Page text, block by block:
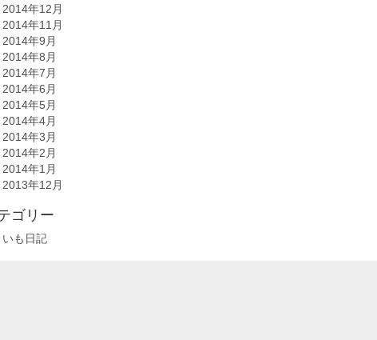
2014年12月
2014年11月
2014年9月
2014年8月
2014年7月
2014年6月
2014年5月
2014年4月
2014年3月
2014年2月
2014年1月
2013年12月
ゴリー
いも日記